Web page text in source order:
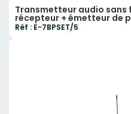
Transmetteur audio sans
récepteur + émetteur de
Réf : E-7BPSET/5